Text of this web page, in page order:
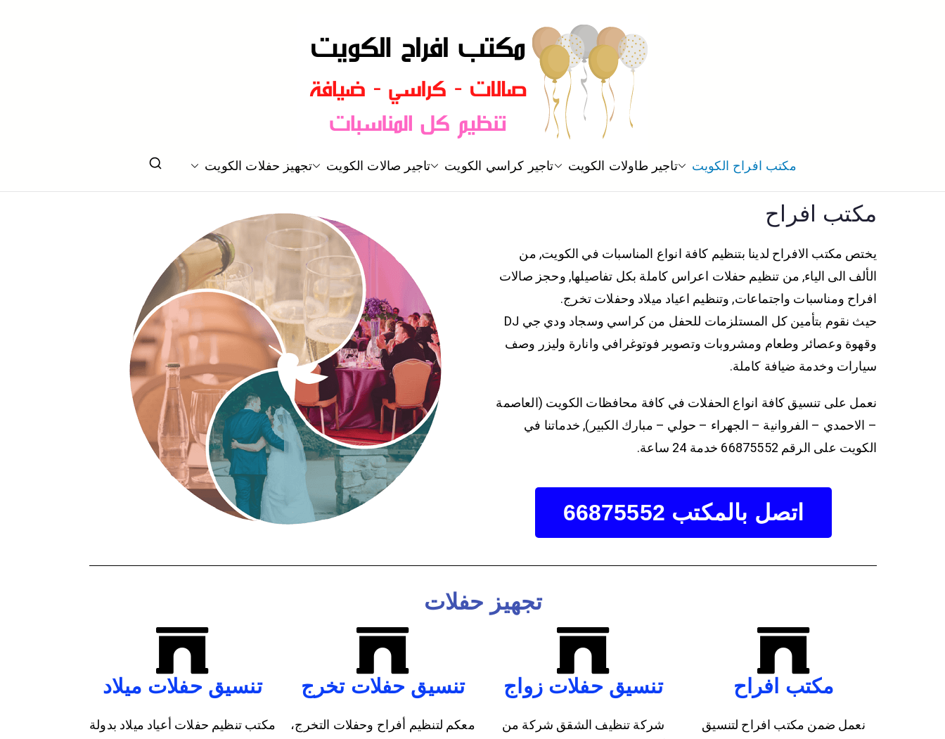
مكتب افراح
مكتب افراح و مناسبات و زواج و تخرج بالكويت مكتب افراح الكويت تاجير طاولات الكويت تاجير كراسي الكويت تاجير صالات الكويت تجهيز حفلات الكويت
مكتب افراح
يختص مكتب الافراح لدينا بتنظيم كافة انواع المناسبات في الكويت, من
الألف الى الياء, من تنظيم حفلات اعراس كاملة بكل تفاصيلها, وحجز صالات
افراح ومناسبات واجتماعات, وتنظيم اعياد ميلاد وحفلات تخرج.
حيث نقوم بتأمين كل المستلزمات للحفل من كراسي وسجاد ودي جي DJ
وقهوة وعصائر وطعام ومشروبات وتصوير فوتوغرافي وانارة وليزر وصف
سيارات وخدمة ضيافة كاملة.
نعمل على تنسيق كافة انواع الحفلات في كافة محافظات الكويت (العاصمة
– الاحمدي – الفروانية – الجهراء – حولي – مبارك الكبير), خدماتنا في
الكويت على الرقم 66875552 خدمة 24 ساعة.
اتصل بالمكتب 66875552
تجهيز حفلات
مكتب افراح
نعمل ضمن مكتب افراح لتنسيق
تنسيق حفلات زواج
شركة تنظيف الشقق شركة من
تنسيق حفلات تخرج
معكم لتنظيم أفراح وحفلات التخرج،
تنسيق حفلات ميلاد
مكتب تنظيم حفلات أعياد ميلاد بدولة